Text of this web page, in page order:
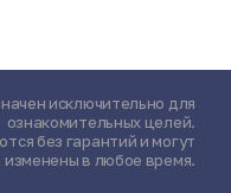
исключительно для
ознакомительных целей.
без гарантий и могут
изменены в любое время.